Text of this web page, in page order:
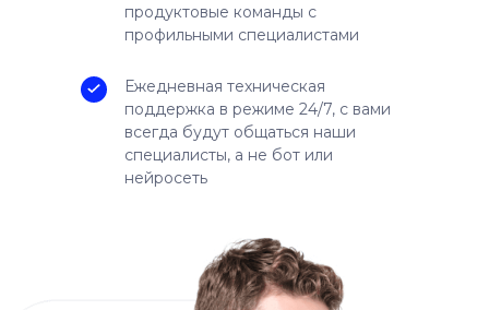
продуктовые команды с
профильными специалистами
Ежедневная техническая
поддержка в режиме 24/7, с вами
всегда будут общаться наши
специалисты, а не бот или
нейросеть
Роскомнадзора, как оператор персональных
Банковский платежный агент осуществляющий
операции платежных агрегаторов согласно